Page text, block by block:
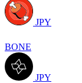
JPY
BONE
JPY